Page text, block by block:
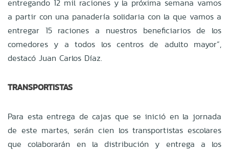
entregando 12 mil raciones y la próxima semana vamos
a partir con una panadería solidaria con la que vamos a
entregar 15 raciones a nuestros beneficiarios de los
comedores y a todos los centros de adulto mayor”,
destacó Juan Carlos Díaz.
TRANSPORTISTAS
Para esta entrega de cajas que se inició en la jornada
de este martes, serán cien los transportistas escolares
que colaborarán en la distribución y entrega a los